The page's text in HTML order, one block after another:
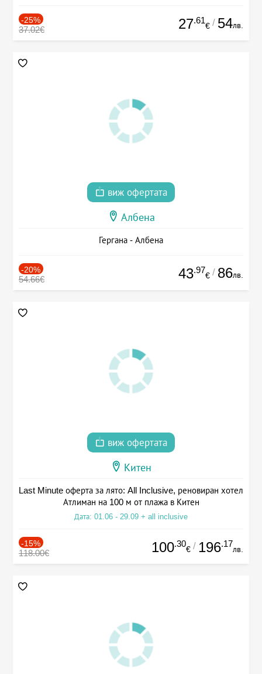
-25%
37.02€ 27.61
€ / 54лв.
виж офертата
Албена
Гергана - Албена
-20%
54.66€ 43.97
€ / 86лв.
виж офертата
Китен
Last Minute оферта за лято: All Inclusive, реновиран хотел
Атлиман на 100 м от плажа в Китен
Дата: 01.06 - 29.09 + all inclusive
-15%
118.00€ 100.30
€ / 196.17
лв.